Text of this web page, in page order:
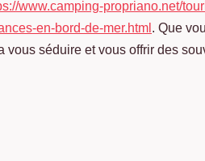
www.camping-propriano.net/
en-bord-de-mer.html . Que
vous séduire et vous offrir des